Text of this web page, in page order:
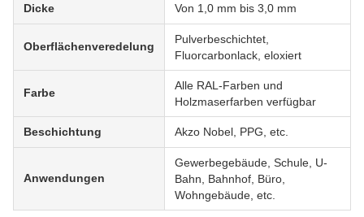
Dicke Von 1,0 mm bis 3,0 mm
Oberflächenveredelung
Pulverbeschichtet,
Fluorcarbonlack, eloxiert
Farbe
Alle RAL-Farben und
Holzmaserfarben verfügbar
Beschichtung Akzo Nobel, PPG, etc.
Anwendungen
Gewerbegebäude, Schule, U-
Bahn, Bahnhof, Büro,
Wohngebäude, etc.